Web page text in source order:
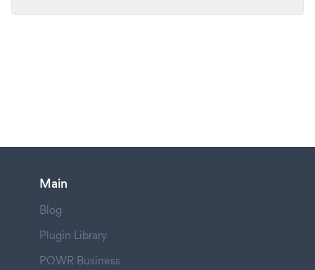
Main
Blog
Plugin Library
POWR Business